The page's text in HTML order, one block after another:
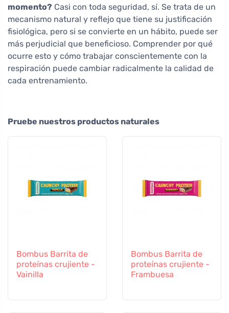
momento? Casi con toda seguridad, sí. Se trata de un
mecanismo natural y reflejo que tiene su justificación
fisiológica, pero si se convierte en un hábito, puede ser
más perjudicial que beneficioso. Comprender por qué
ocurre esto y cómo trabajar conscientemente con la
respiración puede cambiar radicalmente la calidad de
cada entrenamiento.
Pruebe nuestros productos naturales
Bombus Barrita de
proteínas crujiente -
Vainilla
Bombus Barrita de
proteínas crujiente -
Frambuesa